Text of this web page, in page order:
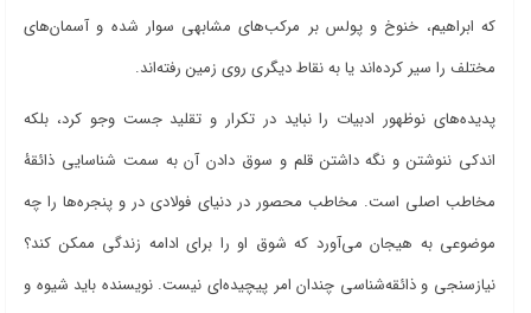
که ابراهیم، خنوخ و پولس بر مرکبهای مشابهی سوار شده و آسمانهای
مختلف را سیر کردهاند یا به نقاط دیگری روی زمین رفتهاند.
پدیدههای نوظهور ادبیات را نباید در تکرار و تقلید جست وجو کرد، بلکه
اندکی ننوشتن و نگه داشتن قلم و سوق دادن آن به سمت شناسایی ذائقۀ
مخاطب اصلی است. مخاطب محصور در دنیای فولادی در و پنجرهها را چه
موضوعی به هیجان میآورد که شوق او را برای ادامه زندگی ممکن کند؟
نیازسنجی و ذائقهشناسی چندان امر پیچیدهای نیست. نویسنده باید شیوه و